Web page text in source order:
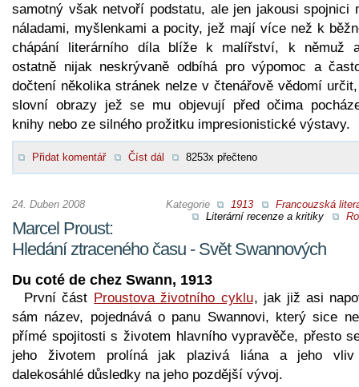
samotný však netvoří podstatu, ale jen jakousi spojnici
náladami, myšlenkami a pocity, jež mají více než k
chápání literárního díla blíže k malířství, k němuž
ostatně nijak neskrývaně odbíhá pro výpomoc a
dočtení několika stránek nelze v čtenářově vědomí
slovní obrazy jež se mu objevují před očima
knihy nebo ze silného prožitku impresionistické výstavy.
Přidat komentář Číst dál 8253x přečteno
Kategorie 1913
Francouzská
Literární recenze a kritiky
24. Duben 2008
Marcel Proust:
Hledání ztraceného času - Svět Swannových
Du coté de chez Swann, 1913
První část Proustova životního cyklu, jak již asi
sám název, pojednává o panu Swannovi, který sice
přímé spojitosti s životem hlavního vypravěče, přesto
jeho životem prolíná jak plazivá liána a jeho
dalekosáhlé důsledky na jeho pozdější vývoj.